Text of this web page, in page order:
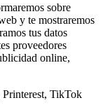
sobre
y te mostraremos
tus datos
proveedores
online,
TikTok